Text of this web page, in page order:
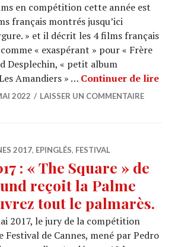
en compétition cette année est
français montrés jusqu’ici
» et il décrit les 4 films français
« exaspérant » pour « Frère
Desplechin, « petit album
Amandiers » … Continuer de lire
2022 LAISSER UN COMMENTAIRE
2017, EPINGLÉS, FESTIVAL
: « The Square » de
reçoit la Palme
tout le palmarès.
2017, le jury de la compétition
Festival de Cannes, mené par Pedro